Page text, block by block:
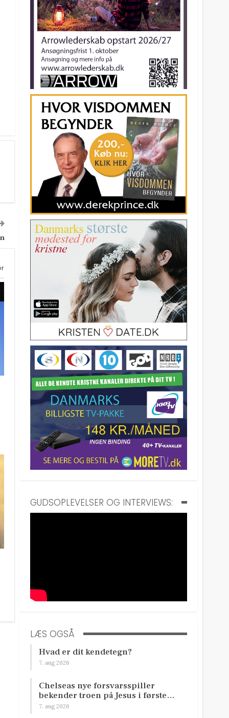
GUDSOPLEVELSER OG INTERVIEWS:
LÆS OGSÅ
Hvad er dit kendetegn?
7. aug 2026
Chelseas nye forsvarsspiller
bekender troen på Jesus i første…
7. aug 2026